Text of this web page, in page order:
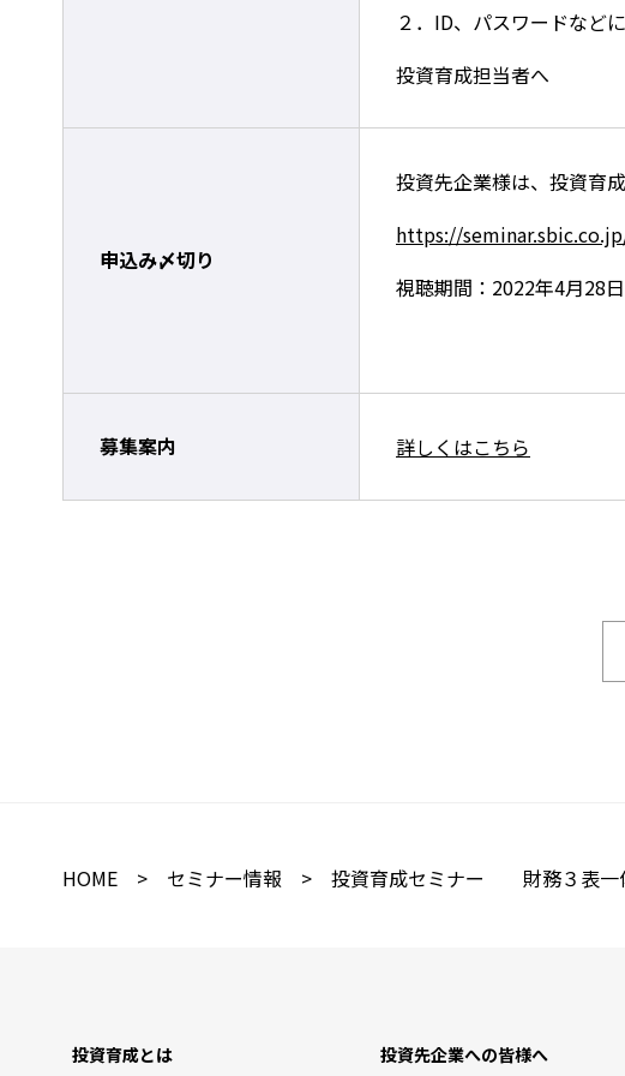
２．ID、パスワードなど
投資育成担当者へ
申込み〆切り
投資先企業様は、投資育
https://
視聴期間：2022年4月28
募集案内 詳しくはこちら
HOME > セミナー情報 > 投資育成セミナー 財務３表一
投資育成とは 投資先企業への皆様へ